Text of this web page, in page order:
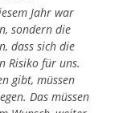
Jahr war
sondern die
dass sich die
Risiko für uns.
gibt, müssen
Das müssen